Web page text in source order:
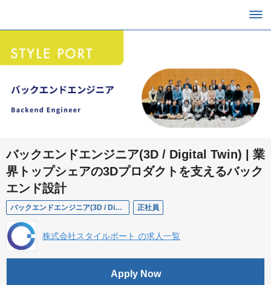
バックエンドエンジニア(3D / Digital Twin) | 業
界トップシェアの3Dプロダクトを支えるバック
エンド設計
バックエンドエンジニア(3D / Digital Twin) 正社員
株式会社スタイルポート の求人一覧
Apply Now